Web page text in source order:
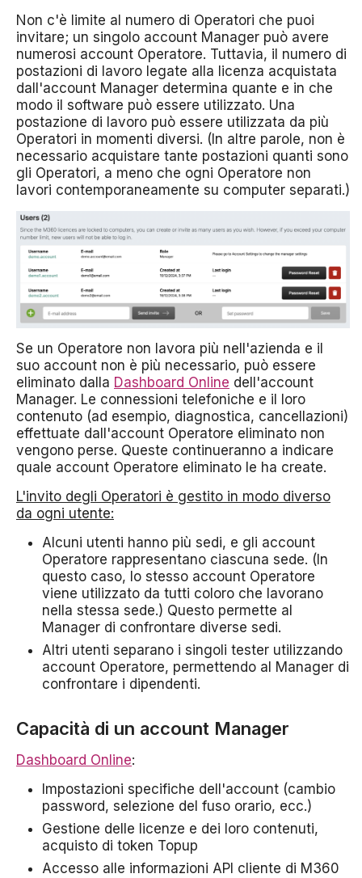
Non c'è limite al numero di Operatori che puoi
invitare; un singolo account Manager può avere
numerosi account Operatore. Tuttavia, il numero di
postazioni di lavoro legate alla licenza acquistata
dall'account Manager determina quante e in che
modo il software può essere utilizzato. Una
postazione di lavoro può essere utilizzata da più
Operatori in momenti diversi. (In altre parole, non è
necessario acquistare tante postazioni quanti sono
gli Operatori, a meno che ogni Operatore non
lavori contemporaneamente su computer separati.)
Se un Operatore non lavora più nell'azienda e il
suo account non è più necessario, può essere
eliminato dalla Dashboard Online dell'account
Manager. Le connessioni telefoniche e il loro
contenuto (ad esempio, diagnostica, cancellazioni)
effettuate dall'account Operatore eliminato non
vengono perse. Queste continueranno a indicare
quale account Operatore eliminato le ha create.
L'invito degli Operatori è gestito in modo diverso
da ogni utente:
Alcuni utenti hanno più sedi, e gli account
Operatore rappresentano ciascuna sede. (In
questo caso, lo stesso account Operatore
viene utilizzato da tutti coloro che lavorano
nella stessa sede.) Questo permette al
Manager di confrontare diverse sedi.
Altri utenti separano i singoli tester utilizzando
account Operatore, permettendo al Manager di
confrontare i dipendenti.
Capacità di un account Manager
Dashboard Online:
Impostazioni specifiche dell'account (cambio
password, selezione del fuso orario, ecc.)
Gestione delle licenze e dei loro contenuti,
acquisto di token Topup
Accesso alle informazioni API cliente di M360